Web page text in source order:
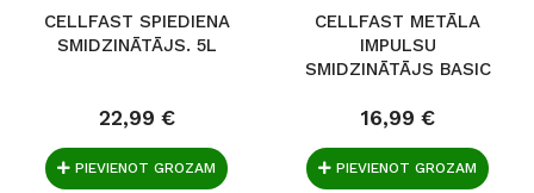
CELLFAST SPIEDIENA
SMIDZINĀTĀJS. 5L
22,99 €
PIEVIENOT GROZAM
CELLFAST METĀLA
IMPULSU
SMIDZINĀTĀJS BASIC
16,99 €
PIEVIENOT GROZAM